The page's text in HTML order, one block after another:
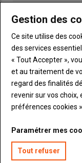
INSCRIPTION
Gestion des
Ce site utilise des
des services
« Tout Accepter »,
et au traitement de
regard des finalités
revenir sur vos choix,
préférences cookies
Paramétrer mes
Tout refuser